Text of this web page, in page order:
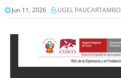
Jun 11, 2026 UGEL PAUCARTAMBO